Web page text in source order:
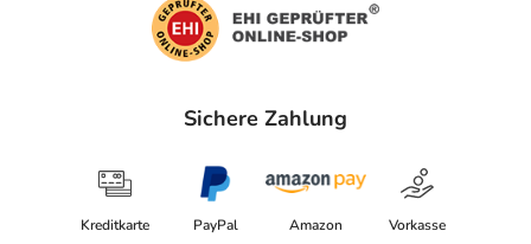
Sichere Zahlung
Kreditkarte PayPal Amazon Vorkasse